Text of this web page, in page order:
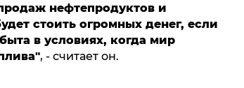
нефтепродуктов и
стоить огромных денег, если
в условиях, когда мир
, - считает он.